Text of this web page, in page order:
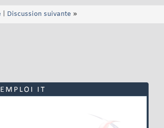
Discussion suivante »